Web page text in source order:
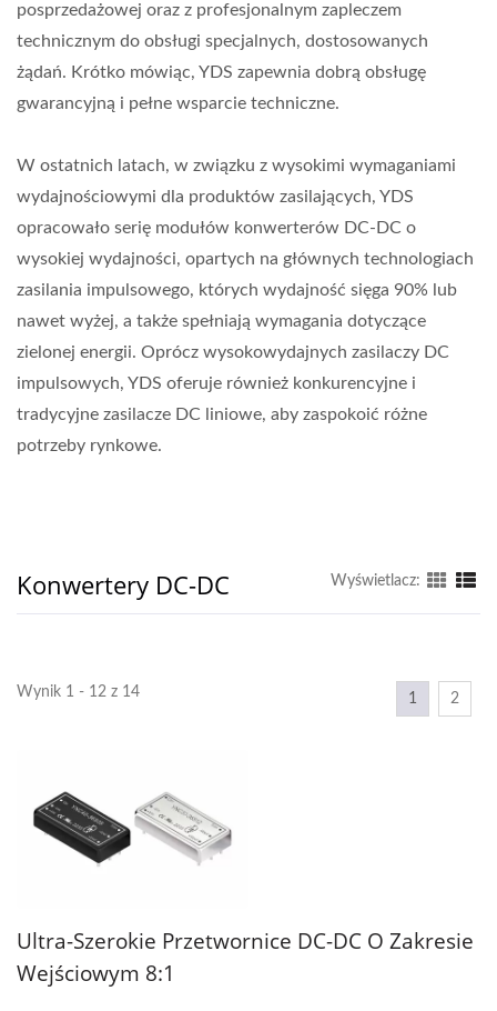
posprzedażowej oraz z profesjonalnym zapleczem
technicznym do obsługi specjalnych, dostosowanych
żądań. Krótko mówiąc, YDS zapewnia dobrą obsługę
gwarancyjną i pełne wsparcie techniczne.
W ostatnich latach, w związku z wysokimi wymaganiami
wydajnościowymi dla produktów zasilających, YDS
opracowało serię modułów konwerterów DC-DC o
wysokiej wydajności, opartych na głównych technologiach
zasilania impulsowego, których wydajność sięga 90% lub
nawet wyżej, a także spełniają wymagania dotyczące
zielonej energii. Oprócz wysokowydajnych zasilaczy DC
impulsowych, YDS oferuje również konkurencyjne i
tradycyjne zasilacze DC liniowe, aby zaspokoić różne
potrzeby rynkowe.
Konwertery DC-DC Wyświetlacz:
Wynik 1 - 12 z 14 1 2
Ultra-Szerokie Przetwornice DC-DC O Zakresie
Wejściowym 8:1